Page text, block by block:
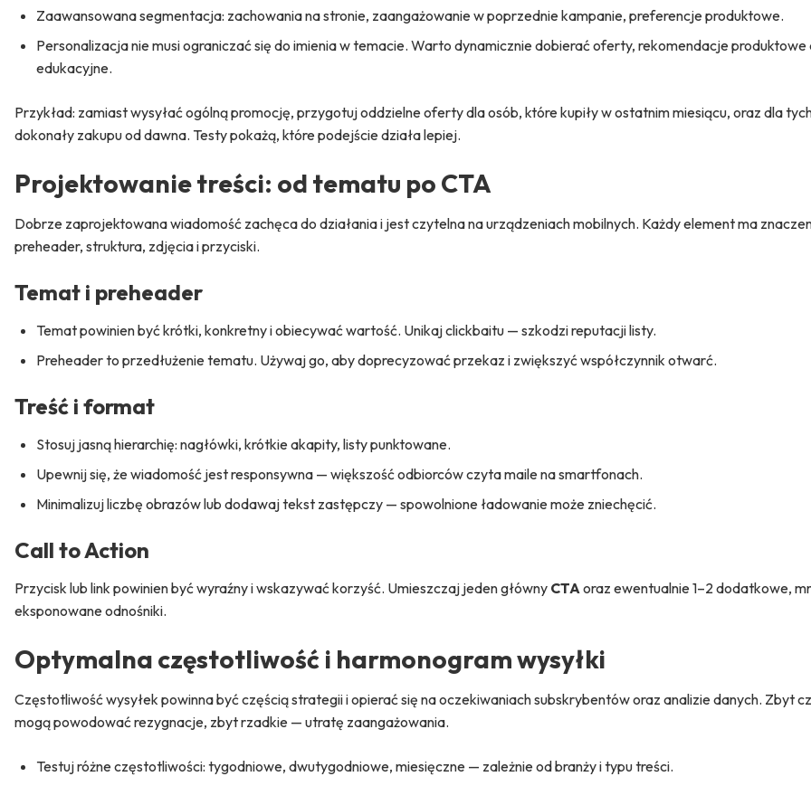
Zaawansowana segmentacja: zachowania na stronie, zaangażowanie w poprzednie kampanie, preferencje produktowe.
Personalizacja nie musi ograniczać się do imienia w temacie. Warto dynamicznie dobierać oferty, rekomendacje produktowe
edukacyjne.
Przykład: zamiast wysyłać ogólną promocję, przygotuj oddzielne oferty dla osób, które kupiły w ostatnim miesiącu, oraz dla
dokonały zakupu od dawna. Testy pokażą, które podejście działa lepiej.
Projektowanie treści: od tematu po CTA
Dobrze zaprojektowana wiadomość zachęca do działania i jest czytelna na urządzeniach mobilnych. Każdy element ma
preheader, struktura, zdjęcia i przyciski.
Temat i preheader
Temat powinien być krótki, konkretny i obiecywać wartość. Unikaj clickbaitu — szkodzi reputacji listy.
Preheader to przedłużenie tematu. Używaj go, aby doprecyzować przekaz i zwiększyć współczynnik otwarć.
Treść i format
Stosuj jasną hierarchię: nagłówki, krótkie akapity, listy punktowane.
Upewnij się, że wiadomość jest responsywna — większość odbiorców czyta maile na smartfonach.
Minimalizuj liczbę obrazów lub dodawaj tekst zastępczy — spowolnione ładowanie może zniechęcić.
Call to Action
Przycisk lub link powinien być wyraźny i wskazywać korzyść. Umieszczaj jeden główny CTAoraz ewentualnie 1–2 dodatkowe,
eksponowane odnośniki.
Optymalna częstotliwość i harmonogram wysyłki
Częstotliwość wysyłek powinna być częścią strategii i opierać się na oczekiwaniach subskrybentów oraz analizie danych. Zbyt
mogą powodować rezygnacje, zbyt rzadkie — utratę zaangażowania.
Testuj różne częstotliwości: tygodniowe, dwutygodniowe, miesięczne — zależnie od branży i typu treści.